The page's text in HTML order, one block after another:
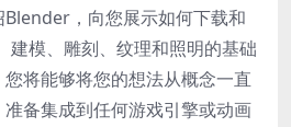
，向您展示如何下载和
建模、雕刻、纹理和照明的基础
将能够将您的想法从概念一直
备集成到任何游戏引擎或动画